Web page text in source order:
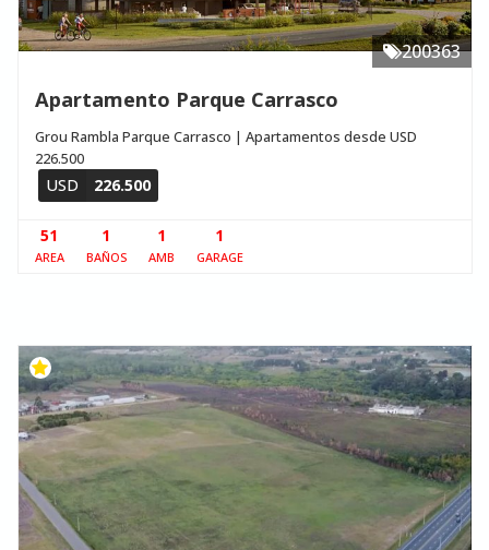
200363
Apartamento Parque Carrasco
Grou Rambla Parque Carrasco | Apartamentos desde USD
226.500
USD 226.500
51
AREA
1
BAÑOS
1
AMB
1
GARAGE